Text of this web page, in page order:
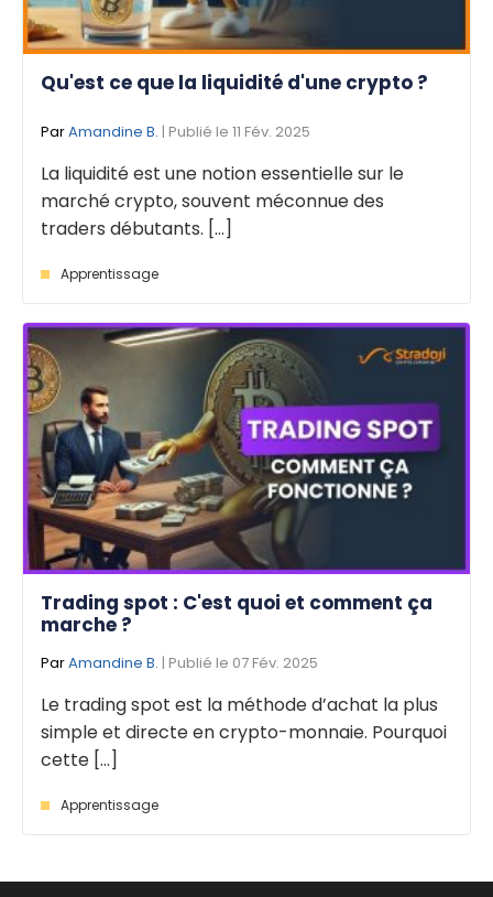
Qu'est ce que la liquidité d'une crypto ?
ParAmandine B. | Publié le 11 Fév. 2025
La liquidité est une notion essentielle sur le
marché crypto, souvent méconnue des
traders débutants. [...]
Apprentissage
Trading spot : C'est quoi et comment ça
marche ?
ParAmandine B. | Publié le 07 Fév. 2025
Le trading spot est la méthode d’achat la plus
simple et directe en crypto-monnaie. Pourquoi
cette [...]
Apprentissage